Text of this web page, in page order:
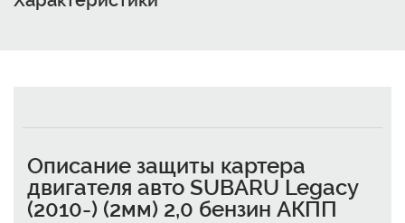
Описание защиты картера
двигателя авто SUBARU Legacy
(2010-) (2мм) 2,0 бензин АКПП